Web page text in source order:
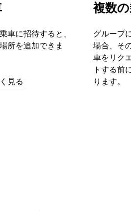
車に招待すると、
所を追加できま
見る
複数
グループ
場合、そ
車をリク
トする前
ります。